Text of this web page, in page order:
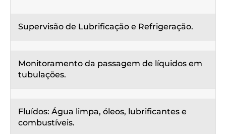
Supervisão de Lubrificação e Refrigeração.
Monitoramento da passagem de líquidos em
tubulações.
Fluídos: Água limpa, óleos, lubrificantes e
combustíveis.